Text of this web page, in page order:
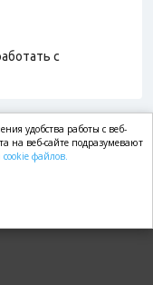
с
удобства работы с веб-
на веб-сайте подразумевают
файлов.